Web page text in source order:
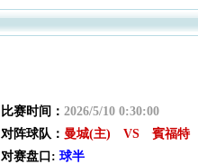
比赛时间： 2026/5/10 0:30:00
对阵球队： 曼城(主) VS 賓福特
对赛盘口: 球半